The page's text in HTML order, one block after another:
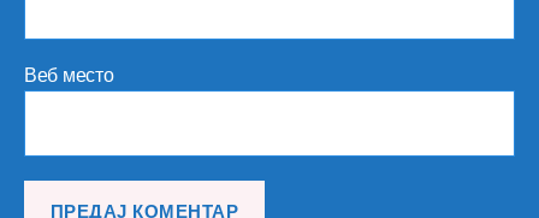
Веб место